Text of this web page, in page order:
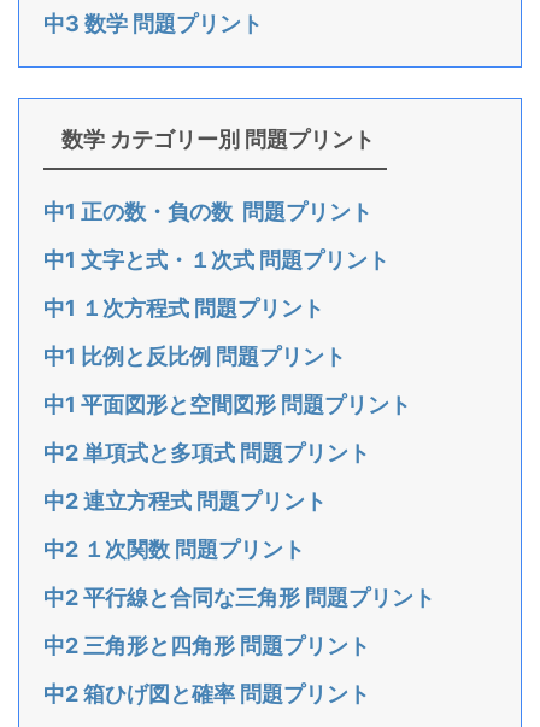
中3 数学 問題プリント
数学 カテゴリー別 問題プリント
中1 正の数・負の数 問題プリント
中1 文字と式・１次式 問題プリント
中1 １次方程式 問題プリント
中1 比例と反比例 問題プリント
中1 平面図形と空間図形 問題プリント
中2 単項式と多項式 問題プリント
中2 連立方程式 問題プリント
中2 １次関数 問題プリント
中2 平行線と合同な三角形 問題プリント
中2 三角形と四角形 問題プリント
中2 箱ひげ図と確率 問題プリント